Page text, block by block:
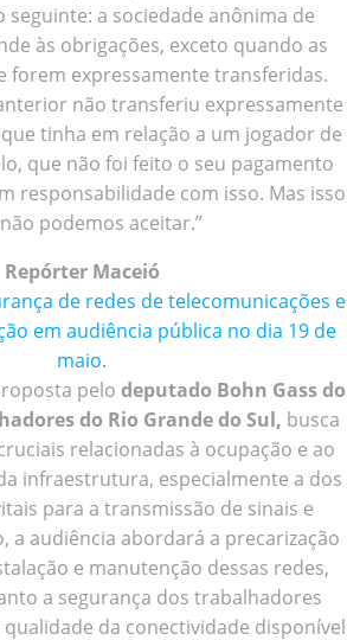
seguinte: a sociedade anônima de
às obrigações, exceto quando as
forem expressamente transferidas.
não transferiu expressamente
tinha em relação a um jogador de
que não foi feito o seu pagamento
responsabilidade com isso. Mas isso
podemos aceitar.”
Repórter Maceió
de redes de telecomunicações e
em audiência pública no dia 19 de
maio.
pelo deputado Bohn Gass do
do Rio Grande do Sul, busca
relacionadas à ocupação e ao
infraestrutura, especialmente a dos
para a transmissão de sinais e
a audiência abordará a precarização
e manutenção dessas redes,
a segurança dos trabalhadores
da conectividade disponível